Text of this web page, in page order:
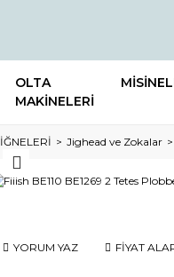
OLTA
MAKİNELERİ
Jighead ve Zokalar
YORUM YAZ FİYAT